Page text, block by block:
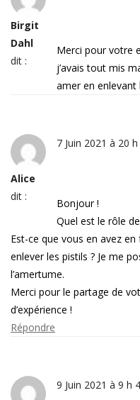
Birgit
Dahl
dit :
Merci pour votre
j’avais tout mis
amer en enlevant
Alice
dit :
7 Juin 2021 à 20
Bonjour !
Quel est le rôle
Est-ce que vous en avez
enlever les pistils ? Je me
l’amertume.
Merci pour le partage de
d’expérience !
Répondre
9 Juin 2021 à 9 h